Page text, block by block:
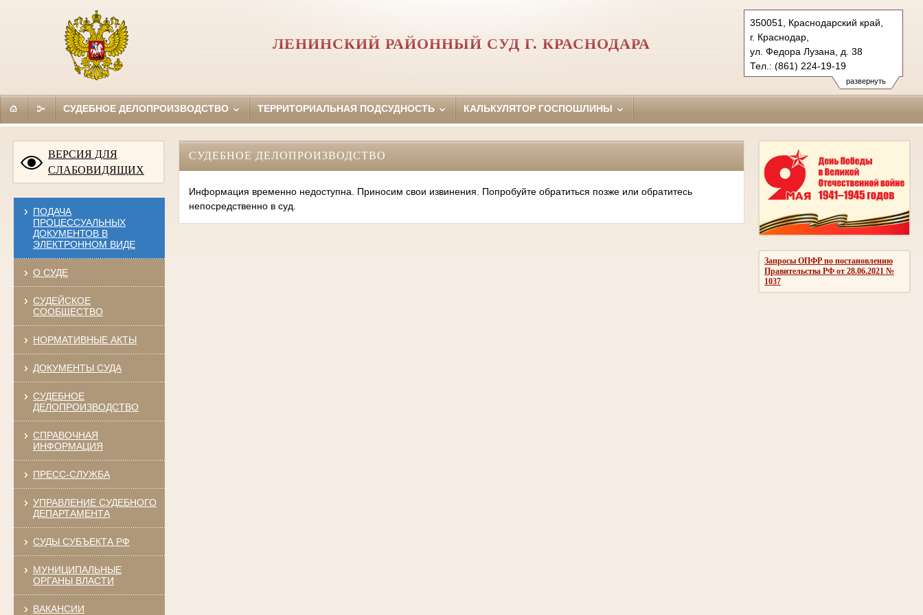
развернуть
350051, Краснодарский край,
г. Краснодар,
ул. Федора Лузана, д. 38
Тел.: (861) 224-19-19
krasnodar-leninsky.krd@sudrf.ru
ЛЕНИНСКИЙ РАЙОННЫЙ СУД Г. КРАСНОДАРА
СУДЕБНОЕ ДЕЛОПРОИЗВОДСТВО ТЕРРИТОРИАЛЬНАЯ ПОДСУДНОСТЬ КАЛЬКУЛЯТОР ГОСПОШЛИНЫ
ВЕРСИЯ ДЛЯ
СЛАБОВИДЯЩИХ
ПОДАЧА
ПРОЦЕССУАЛЬНЫХ
ДОКУМЕНТОВ В
ЭЛЕКТРОННОМ ВИДЕ
О СУДЕ
СУДЕЙСКОЕ
СООБЩЕСТВО
НОРМАТИВНЫЕ АКТЫ
ДОКУМЕНТЫ СУДА
СУДЕБНОЕ
ДЕЛОПРОИЗВОДСТВО
СПРАВОЧНАЯ
ИНФОРМАЦИЯ
ПРЕСС-СЛУЖБА
УПРАВЛЕНИЕ СУДЕБНОГО
ДЕПАРТАМЕНТА
СУДЫ СУБЪЕКТА РФ
МУНИЦИПАЛЬНЫЕ
ОРГАНЫ ВЛАСТИ
ВАКАНСИИ
Запросы ОПФР по постановлению
Правительства РФ от 28.06.2021 №
1037
СУДЕБНОЕ ДЕЛОПРОИЗВОДСТВО
Информация временно недоступна. Приносим свои извинения. Попробуйте обратиться позже или обратитесь
непосредственно в суд.